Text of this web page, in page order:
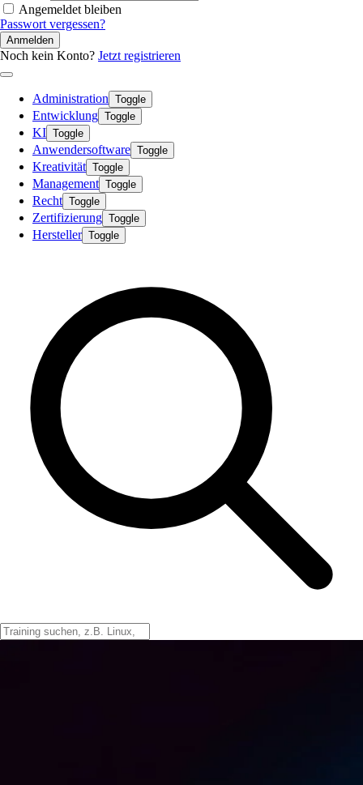
Angemeldet bleiben
Passwort vergessen?
Anmelden
Noch kein Konto? Jetzt registrieren
Administration Toggle
Entwicklung Toggle
KI Toggle
Anwendersoftware Toggle
Kreativität Toggle
Management Toggle
Recht Toggle
Zertifizierung Toggle
Hersteller Toggle